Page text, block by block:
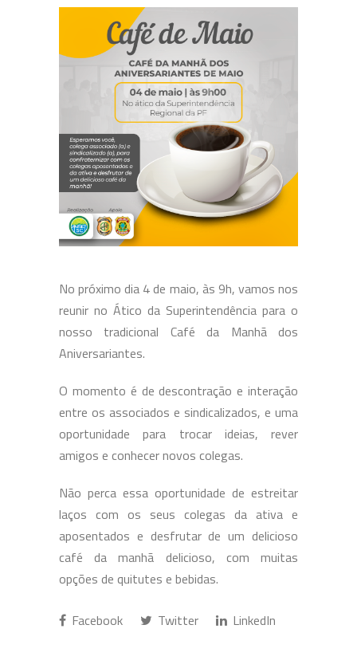
No próximo dia 4 de maio, às 9h, vamos nos
reunir no Ático da Superintendência para o
nosso tradicional Café da Manhã dos
Aniversariantes.
O momento é de descontração e interação
entre os associados e sindicalizados, e uma
oportunidade para trocar ideias, rever
amigos e conhecer novos colegas.
Não perca essa oportunidade de estreitar
laços com os seus colegas da ativa e
aposentados e desfrutar de um delicioso
café da manhã delicioso, com muitas
opções de quitutes e bebidas.
Facebook Twitter LinkedIn